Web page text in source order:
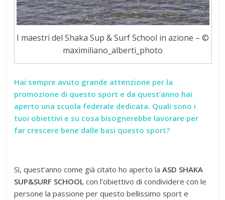
I maestri del Shaka Sup & Surf School in azione – ©
maximiliano_alberti_photo
Hai sempre avuto grande attenzione per la
promozione di questo sport e da quest’anno hai
aperto una scuola federale dedicata. Quali sono i
tuoi obiettivi e su cosa bisognerebbe lavorare per
far crescere bene dalle basi questo sport?
Sì, quest’anno come già citato ho aperto laASD SHAKA
SUP&SURF SCHOOL con l’obiettivo di condividere con le
persone la passione per questo bellissimo sport e